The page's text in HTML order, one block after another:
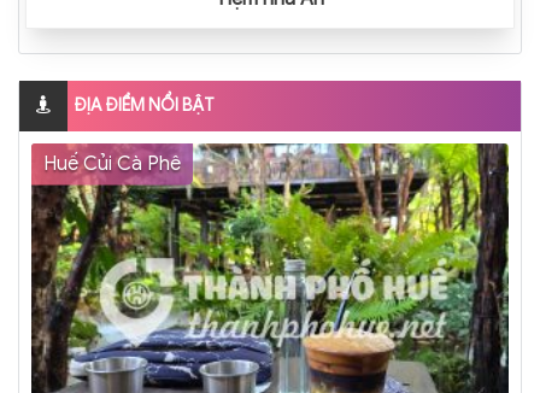
ĐỊA ĐIỂM NỔI BẬT
Huế Củi Cà Phê